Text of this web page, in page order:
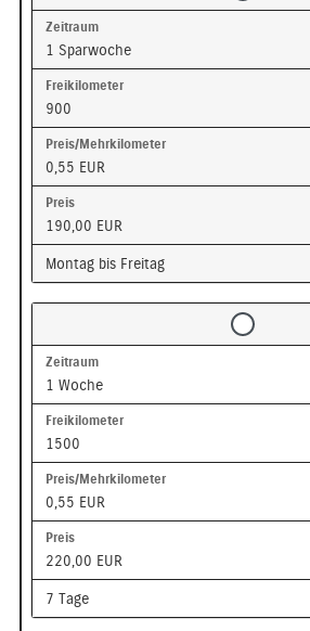
1 Sparwoche
900
0,55 EUR
190,00 EUR
Montag bis Freitag
1 Woche
1500
0,55 EUR
220,00 EUR
7 Tage